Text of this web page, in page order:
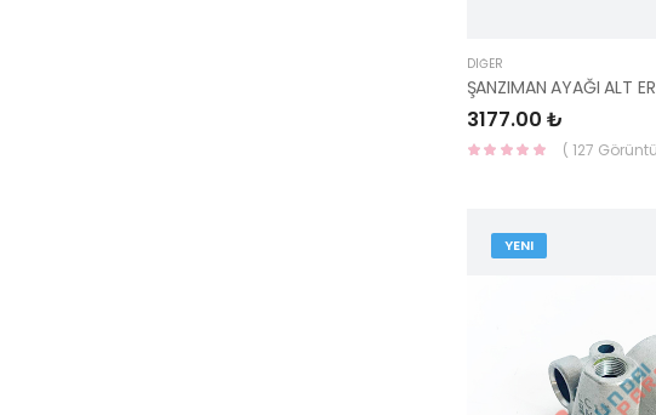
DIĞER
3177.00 ₺
( 127
YENI